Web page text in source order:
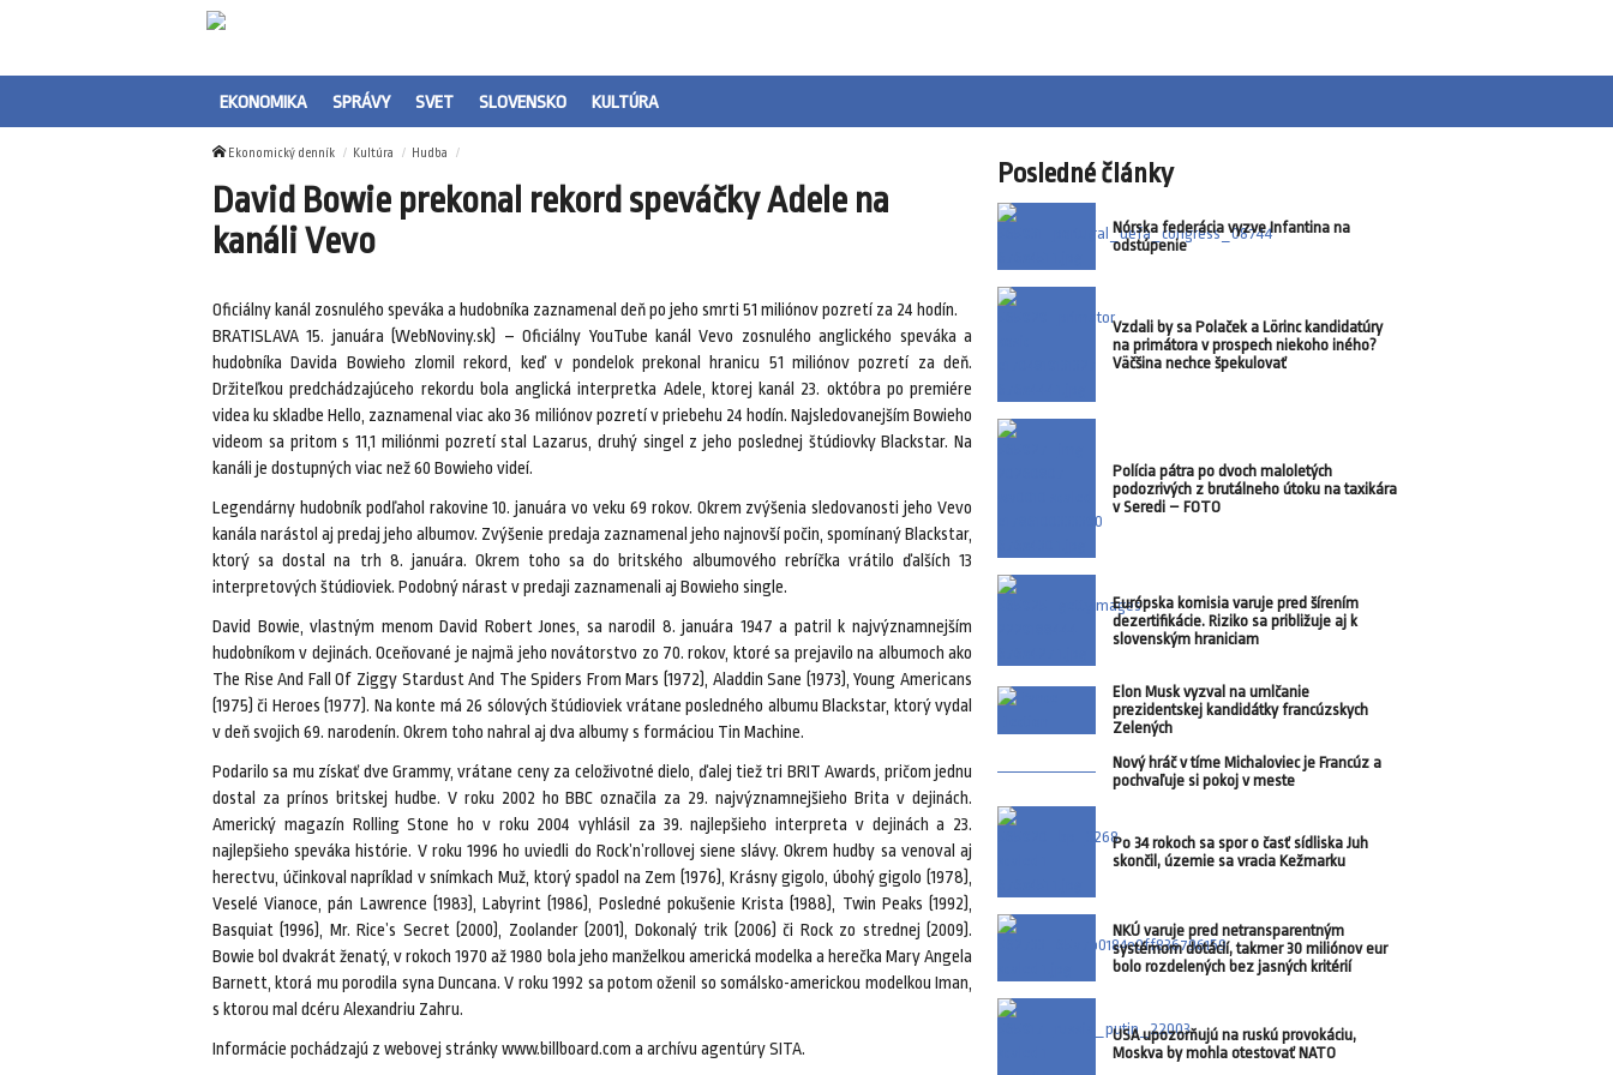
EKONOMIKA SPRÁVY SVET SLOVENSKO KULTÚRA
Ekonomický denník Kultúra Hudba
David Bowie prekonal rekord speváčky Adele na
kanáli Vevo
Oficiálny kanál zosnulého speváka a hudobníka zaznamenal deň po jeho smrti 51 miliónov pozretí za 24 hodín.
BRATISLAVA 15. januára (WebNoviny.sk) – Oficiálny YouTube kanál Vevo zosnulého anglického speváka a
hudobníka Davida Bowieho zlomil rekord, keď v pondelok prekonal hranicu 51 miliónov pozretí za deň.
Držiteľkou predchádzajúceho rekordu bola anglická interpretka Adele, ktorej kanál 23. októbra po premiére
videa ku skladbe Hello, zaznamenal viac ako 36 miliónov pozretí v priebehu 24 hodín. Najsledovanejším Bowieho
videom sa pritom s 11,1 miliónmi pozretí stal Lazarus, druhý singel z jeho poslednej štúdiovky Blackstar. Na
kanáli je dostupných viac než 60 Bowieho videí.
Legendárny hudobník podľahol rakovine 10. januára vo veku 69 rokov. Okrem zvýšenia sledovanosti jeho Vevo
kanála narástol aj predaj jeho albumov. Zvýšenie predaja zaznamenal jeho najnovší počin, spomínaný Blackstar,
ktorý sa dostal na trh 8. januára. Okrem toho sa do britského albumového rebríčka vrátilo ďalších 13
interpretových štúdioviek. Podobný nárast v predaji zaznamenali aj Bowieho single.
David Bowie, vlastným menom David Robert Jones, sa narodil 8. januára 1947 a patril k najvýznamnejším
hudobníkom v dejinách. Oceňované je najmä jeho novátorstvo zo 70. rokov, ktoré sa prejavilo na albumoch ako
The Rise And Fall Of Ziggy Stardust And The Spiders From Mars (1972), Aladdin Sane (1973), Young Americans
(1975) či Heroes (1977). Na konte má 26 sólových štúdioviek vrátane posledného albumu Blackstar, ktorý vydal
v deň svojich 69. narodenín. Okrem toho nahral aj dva albumy s formáciou Tin Machine.
Podarilo sa mu získať dve Grammy, vrátane ceny za celoživotné dielo, ďalej tiež tri BRIT Awards, pričom jednu
dostal za prínos britskej hudbe. V roku 2002 ho BBC označila za 29. najvýznamnejšieho Brita v dejinách.
Americký magazín Rolling Stone ho v roku 2004 vyhlásil za 39. najlepšieho interpreta v dejinách a 23.
najlepšieho speváka histórie. V roku 1996 ho uviedli do Rock’n’rollovej siene slávy. Okrem hudby sa venoval aj
herectvu, účinkoval napríklad v snímkach Muž, ktorý spadol na Zem (1976), Krásny gigolo, úbohý gigolo (1978),
Veselé Vianoce, pán Lawrence (1983), Labyrint (1986), Posledné pokušenie Krista (1988), Twin Peaks (1992),
Basquiat (1996), Mr. Rice’s Secret (2000), Zoolander (2001), Dokonalý trik (2006) či Rock zo strednej (2009).
Bowie bol dvakrát ženatý, v rokoch 1970 až 1980 bola jeho manželkou americká modelka a herečka Mary Angela
Barnett, ktorá mu porodila syna Duncana. V roku 1992 sa potom oženil so somálsko-americkou modelkou Iman,
s ktorou mal dcéru Alexandriu Zahru.
Informácie pochádzajú z webovej stránky www.billboard.com a archívu agentúry SITA.
Posledné články
Nórska federácia vyzve Infantina na
odstúpenie
Vzdali by sa Polaček a Lörinc kandidatúry
na primátora v prospech niekoho iného?
Väčšina nechce špekulovať
Polícia pátra po dvoch maloletých
podozrivých z brutálneho útoku na taxikára
v Seredi – FOTO
Európska komisia varuje pred šírením
dezertifikácie. Riziko sa približuje aj k
slovenským hraniciam
Elon Musk vyzval na umlčanie
prezidentskej kandidátky francúzskych
Zelených
Nový hráč v tíme Michaloviec je Francúz a
pochvaľuje si pokoj v meste
Po 34 rokoch sa spor o časť sídliska Juh
skončil, územie sa vracia Kežmarku
NKÚ varuje pred netransparentným
systémom dotácií, takmer 30 miliónov eur
bolo rozdelených bez jasných kritérií
USA upozorňujú na ruskú provokáciu,
Moskva by mohla otestovať NATO